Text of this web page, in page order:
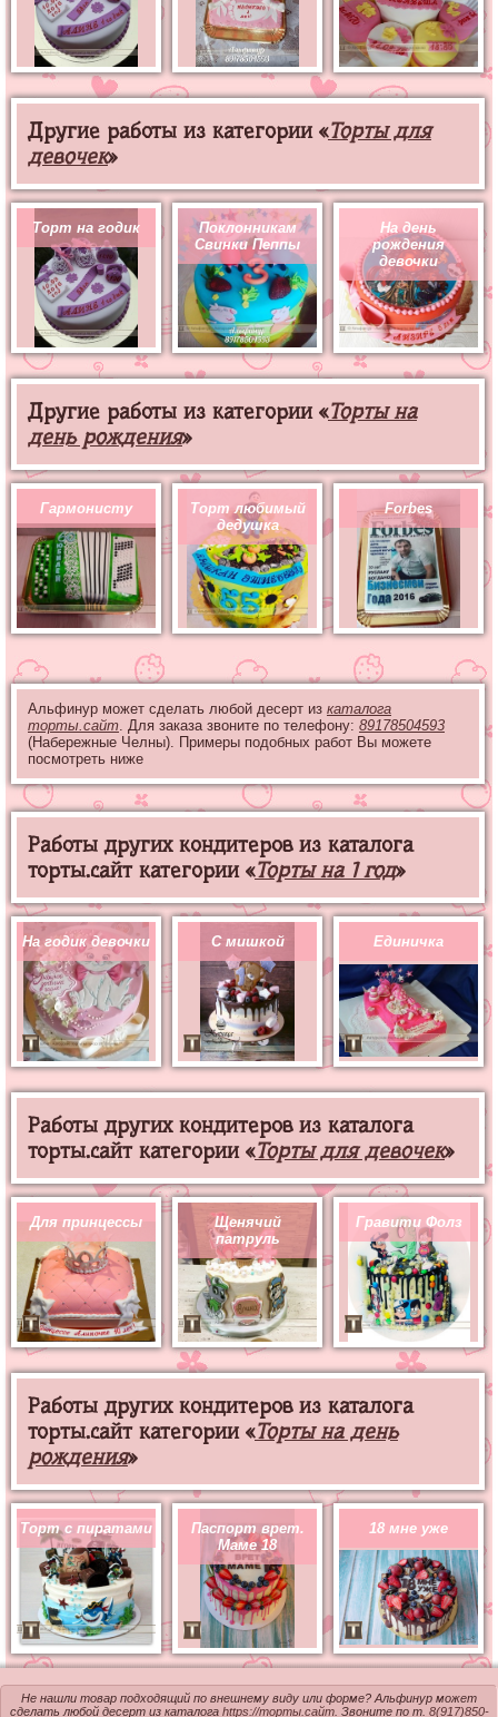
Другие работы из категории «Торты для
девочек»
Торт на годик
Поклонникам
Свинки Пеппы
На день
рождения
девочки
Другие работы из категории «Торты на
день рождения»
Гармонисту
Торт любимый
дедушка
Forbes
Альфинур может сделать любой десерт из каталога
торты.сайт. Для заказа звоните по телефону: 89178504593
(Набережные Челны). Примеры подобных работ Вы можете
посмотреть ниже
Работы других кондитеров из каталога
торты.сайт категории «Торты на 1 год»
На годик девочки С мишкой Единичка
Работы других кондитеров из каталога
торты.сайт категории «Торты для девочек»
Для принцессы
Щенячий
патруль
Гравити Фолз
Работы других кондитеров из каталога
торты.сайт категории «Торты на день
рождения»
Торт с пиратами
Паспорт врет.
Маме 18
18 мне уже
Не нашли товар подходящий по внешнему виду или форме? Альфинур может
сделать любой десерт из каталога https://торты.сайт. Звоните по т. 8(917)850-